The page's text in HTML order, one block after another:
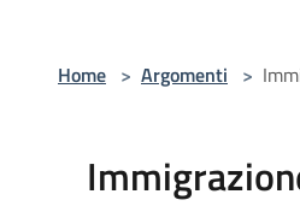
Home > Argomenti >